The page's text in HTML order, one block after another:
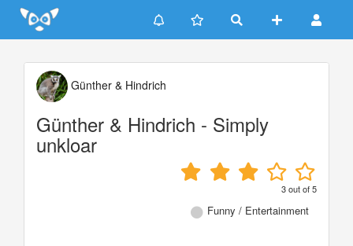
Update cookies preferences
Günther & Hindrich
Günther & Hindrich - Simply
unkloar
3out of5
Funny / Entertainment